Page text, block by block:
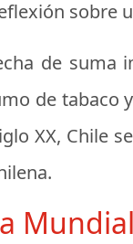
sobre
de
de
XX, Chile